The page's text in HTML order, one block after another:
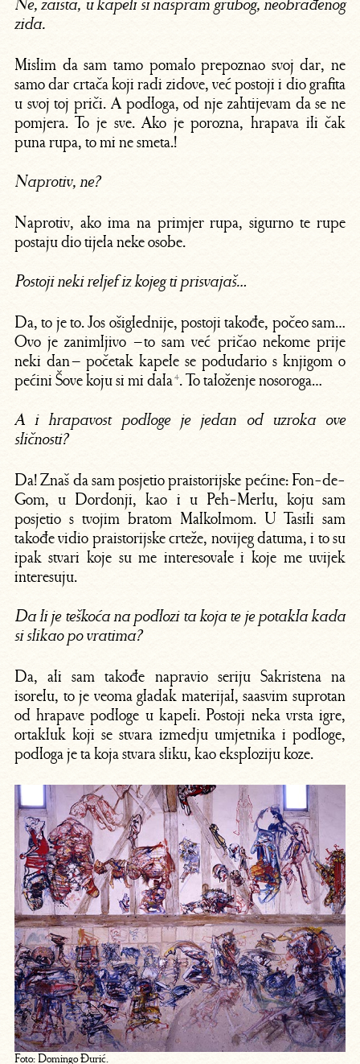
Ne, zaista, u kapeli si naspram grubog, neobrađenog
zida.
Mislim da sam tamo pomalo prepoznao svoj dar, ne
samo dar crtača koji radi zidove, već postoji i dio grafita
u svoj toj priči. A podloga, od nje zahtijevam da se ne
pomjera. To je sve. Ako je porozna, hrapava ili čak
puna rupa, to mi ne smeta.!
Naprotiv, ne?
Naprotiv, ako ima na primjer rupa, sigurno te rupe
postaju dio tijela neke osobe.
Postoji neki reljef iz kojeg ti prisvajaš…
Da, to je to. Jos ošiglednije, postoji takođe, počeo sam…
Ovo je zanimljivo – to sam već pričao nekome prije
neki dan – početak kapele se podudario s knjigom o
pećini Šove koju si mi dala⁴. To taloženje nosoroga…
A i hrapavost podloge je jedan od uzroka ove
sličnosti?
Da! Znaš da sam posjetio praistorijske pećine: Fon-de-
Gom, u Dordonji, kao i u Peh-Merlu, koju sam
posjetio s tvojim bratom Malkolmom. U Tasili sam
takođe vidio praistorijske crteže, novijeg datuma, i to su
ipak stvari koje su me interesovale i koje me uvijek
interesuju.
Da li je teškoća na podlozi ta koja te je potakla kada
si slikao po vratima?
Da, ali sam takođe napravio seriju Sakristena na
isorelu, to je veoma gladak materijal, saasvim suprotan
od hrapave podloge u kapeli. Postoji neka vrsta igre,
ortakluk koji se stvara izmedju umjetnika i podloge,
podloga je ta koja stvara sliku, kao eksploziju koze.
Foto: Domingo Đurić.